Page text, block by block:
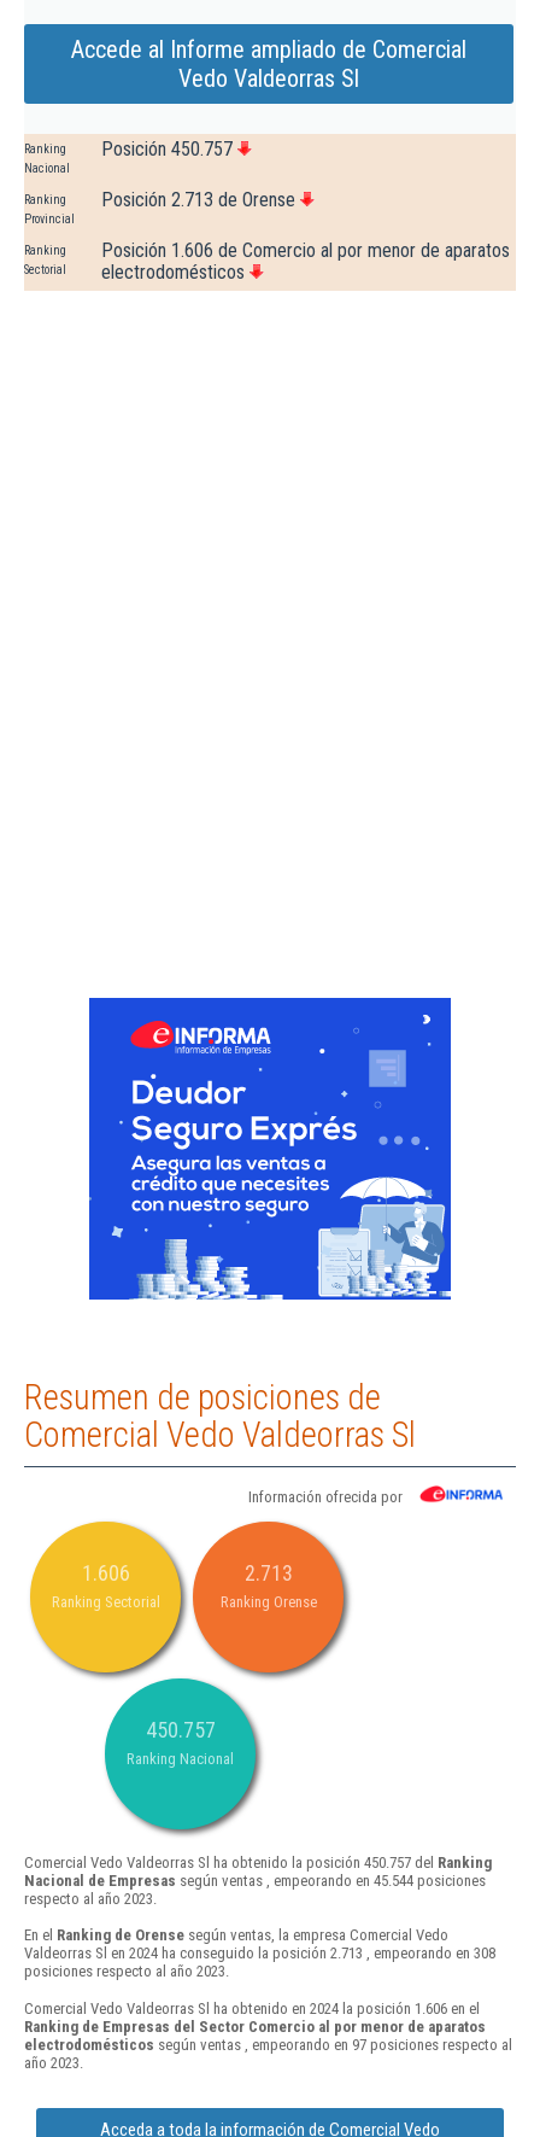
Accede al Informe ampliado de Comercial
Vedo Valdeorras Sl
Ranking
Nacional
Posición 450.757
Ranking
Provincial
Posición 2.713 de Orense
Ranking
Sectorial
Posición 1.606 de Comercio al por menor de aparatos
electrodomésticos
Resumen de posiciones de
Comercial Vedo Valdeorras Sl
Información ofrecida por
1.606
Ranking Sectorial
2.713
Ranking Orense
450.757
Ranking Nacional
Comercial Vedo Valdeorras Sl ha obtenido la posición 450.757 del Ranking
Nacional de Empresas según ventas , empeorando en 45.544 posiciones
respecto al año 2023.
En el Ranking de Orense según ventas, la empresa Comercial Vedo
Valdeorras Sl en 2024 ha conseguido la posición 2.713 , empeorando en 308
posiciones respecto al año 2023.
Comercial Vedo Valdeorras Sl ha obtenido en 2024 la posición 1.606 en el
Ranking de Empresas del Sector Comercio al por menor de aparatos
electrodomésticos según ventas , empeorando en 97 posiciones respecto al
año 2023.
Acceda a toda la información de Comercial Vedo